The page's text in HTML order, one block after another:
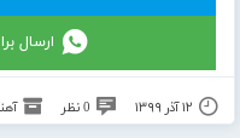
ارسال
۱۲ آذر ۱۳۹۹ 0 نظر